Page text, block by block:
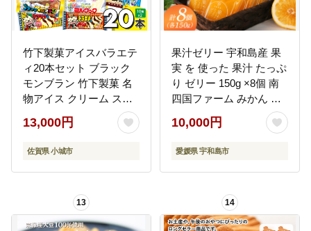
竹下製菓アイスバラエテ
ィ20本セット ブラック
モンブラン 竹下製菓 名
物アイス クリーム スィ
ン ミルクック トラキチ
君 おゴリまっせ しっと
コ クランチ 佐賀 九州 限
取り寄せ ギフト 小分け
個包装 人気 ランキング
13,000円
佐賀県 小城市
果汁ゼリー 宇和島産 果
実 を 使った 果汁 たっぷ
り ゼリー 150g ×8個 南
四国ファーム みかん 蜜
柑 ぽんかん 不知火 ( デ
コポン と同品種) しらぬ
い 河内晩柑 ブルーベリ
ャーベット スイーツ 柑
送 国産 愛媛 宇和島
J010-035012
10,000円
愛媛県 宇和島市
13 14